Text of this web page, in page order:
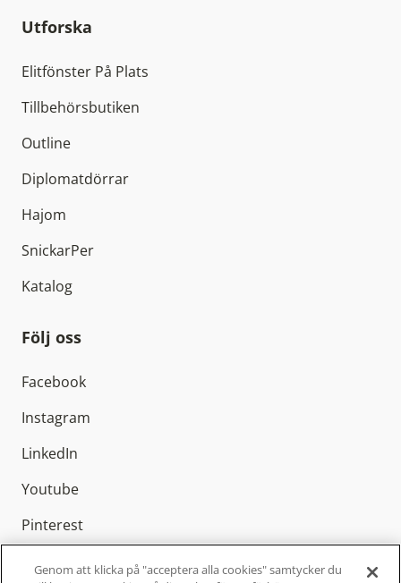
Utforska
Elitfönster På Plats
Tillbehörsbutiken
Outline
Diplomatdörrar
Hajom
SnickarPer
Katalog
Följ oss
Facebook
Instagram
LinkedIn
Youtube
Pinterest
Genom att klicka på "acceptera alla cookies" samtycker du